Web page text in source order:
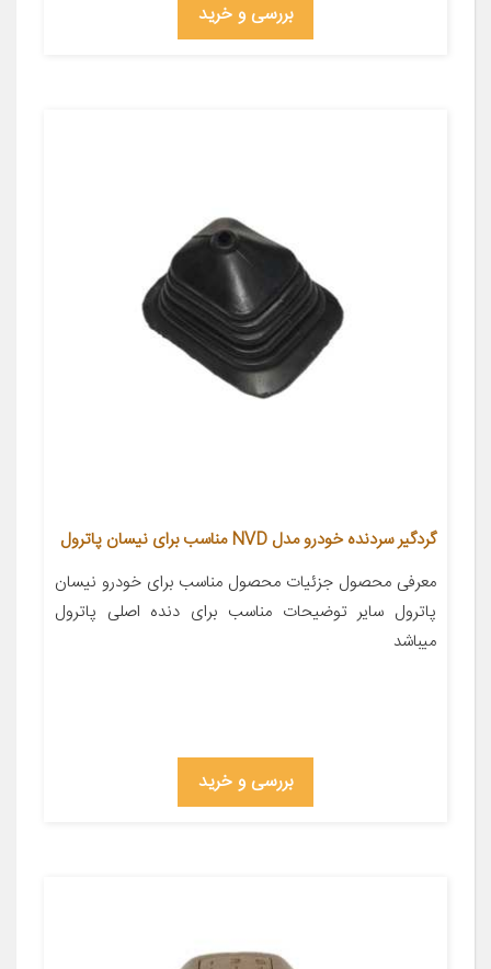
بررسی و خرید
گردگیر سردنده خودرو مدل NVD مناسب برای نیسان پاترول
معرفی محصول جزئیات محصول مناسب برای خودرو نیسان
پاترول سایر توضیحات مناسب برای دنده اصلی پاترول
میباشد
بررسی و خرید